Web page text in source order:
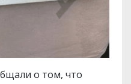
о том, что